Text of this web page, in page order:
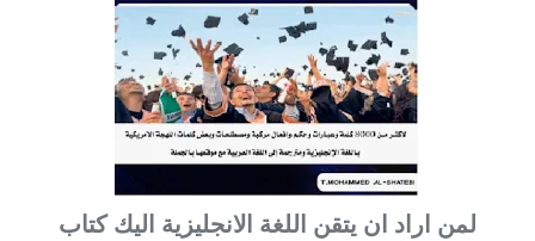
لمن اراد ان يتقن اللغة الانجليزية اليك كتاب